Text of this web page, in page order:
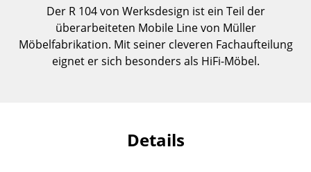
Aufbewahren
Regale & Schränke
Sideboards & Kommoden
Der R 104 von Werksdesign ist ein Teil der
überarbeiteten Mobile Line von Müller
Möbelfabrikation. Mit seiner cleveren Fachaufteilung
eignet er sich besonders als HiFi-Möbel.
Details